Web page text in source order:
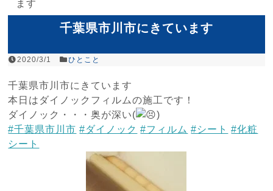
ます
千葉県市川市にきています
2020/3/1 ひとこと
千葉県市川市にきています
本日はダイノックフィルムの施工です！
ダイノック・・・奥が深い(
)
#千葉県市川市 #ダイノック #フィルム #シート
#化粧
シート